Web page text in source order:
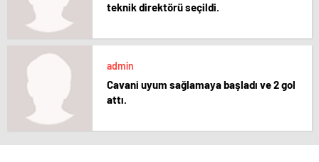
teknik direktörü seçildi.
admin
Cavani uyum sağlamaya başladı ve 2 gol
attı.